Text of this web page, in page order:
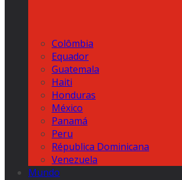
Colômbia
Equador
Guatemala
Haiti
Honduras
México
Panamá
Peru
Républica Dominicana
Venezuela
Mundo